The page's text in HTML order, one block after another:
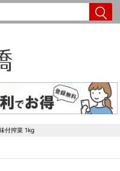
付搾菜 1kg